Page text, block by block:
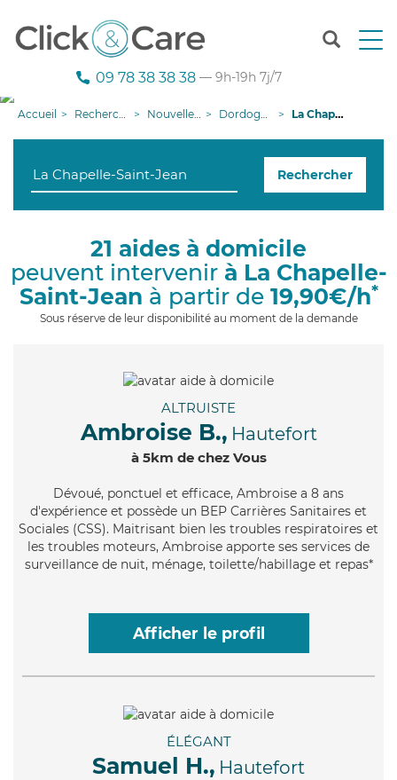
T
n
g
i
o
n
09 78 38 38 38 — 9h-19h 7j/7
Accueil Recherche aide à domicile Nouvelle-Aquitaine Dordogne La Chapelle-Saint-Jean
Rechercher
21 aides à domicile
peuvent intervenir à La Chapelle-
Saint-Jean à partir de 19,90€/h*
Sous réserve de leur disponibilité au moment de la demande
ALTRUISTE
Ambroise B., Hautefort
à 5km de chez Vous
Dévoué, ponctuel et efficace, Ambroise a 8 ans
d'expérience et possède un BEP Carrières Sanitaires et
Sociales (CSS). Maitrisant bien les troubles respiratoires et
les troubles moteurs, Ambroise apporte ses services de
surveillance de nuit, ménage, toilette/habillage et repas*
Afficher le profil
ÉLÉGANT
Samuel H., Hautefort